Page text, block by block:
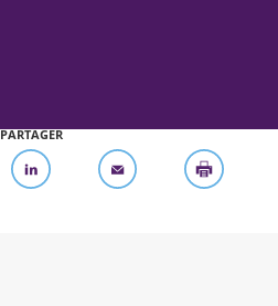
PARTAGER